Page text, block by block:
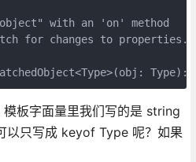
with an 'on' method
for changes to properties.
Type):
板字面量里我们写的是 string
以只写成 keyof Type 呢？如果